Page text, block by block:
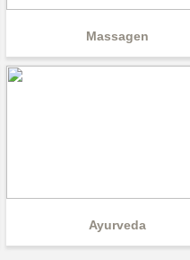
Massagen
Ayurveda